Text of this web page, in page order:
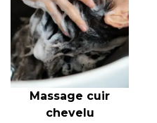
Massage cuir
chevelu